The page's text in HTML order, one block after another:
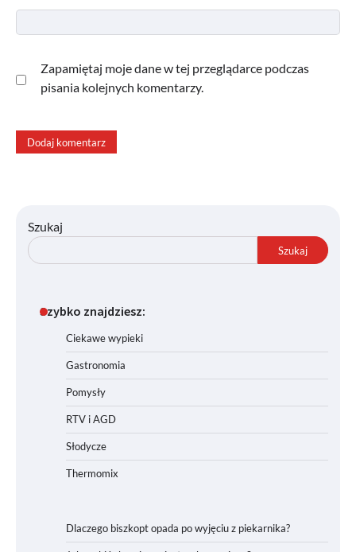
Zapamiętaj moje dane w tej przeglądarce podczas
pisania kolejnych komentarzy.
Szukaj
Szukaj
Szybko znajdziesz:
Ciekawe wypieki
Gastronomia
Pomysły
RTV i AGD
Słodycze
Thermomix
Dlaczego biszkopt opada po wyjęciu z piekarnika?